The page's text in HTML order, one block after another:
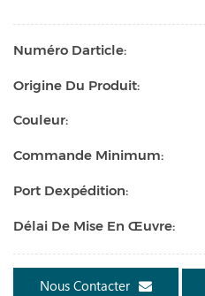
Numéro Darticle:
Origine Du Produit:
Couleur:
Commande Minimum:
Port Dexpédition:
Délai De Mise En Œuvre:
Nous Contacter